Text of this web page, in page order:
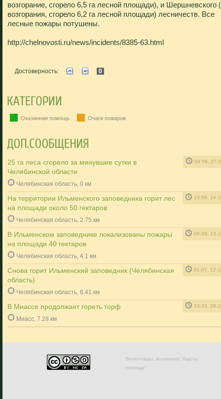
возгорание, сгорело 6,5 га лесной площади), и Шершневского
возгорания, сгорело 6,2 га лесной площади) лесничеств. Все
лесные пожары потушены.
http://chelnovosti.ru/news/incidents/8385-63.html
Достоверность: 0
Оказанная помощь Очаги пожаров
25 га леса сгорело за минувшие сутки в
Челябинской области
09:56,
Челябинская область, 0 км
На территории Ильменского заповедника горит лес
на площади около 50 гектаров
13:59,
Челябинская область, 2.75 км
В Ильменском заповеднике локализованы пожары
на площади 40 гектаров
09:39,
Челябинская область, 4.1 км
Снова горит Ильменский заповедник (Челябинская
область)
01:07,
Челябинская область, 6.41 км
В Миассе продолжает гореть торф 23:33,
Миасс, 7.28 км
Волонтеры, коллектив "Карты
помощи"